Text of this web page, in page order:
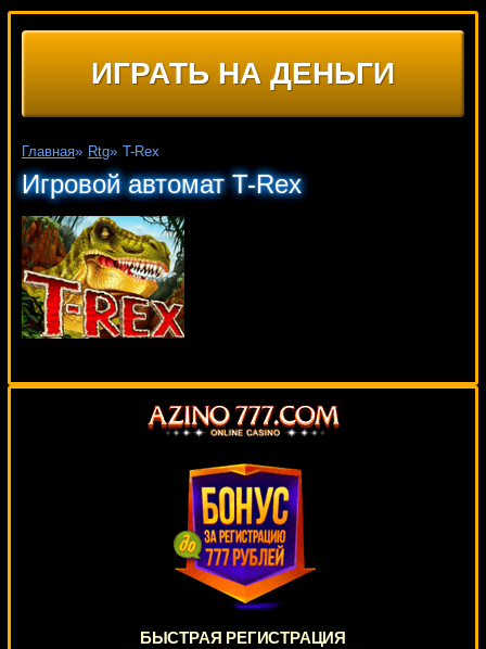
ИГРАТЬ НА ДЕНЬГИ
Главная» Rtg» T-Rex
Игровой автомат T-Rex
БЫСТРАЯ РЕГИСТРАЦИЯ